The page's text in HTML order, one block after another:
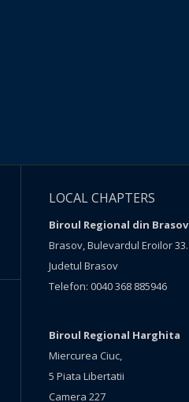
LOCAL CHAPTERS
Biroul Regional din Brasov
Brasov, Bulevardul Eroilor 33.
Judetul Brasov
Telefon: 0040 368 885946
Biroul Regional Harghita
Miercurea Ciuc,
5 Piata Libertatii
Camera 227